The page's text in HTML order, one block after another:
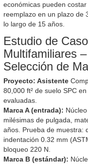
económicas pueden
reemplazo en un plazo de
lo largo de 15 años.
Estudio de
Multifamiliares
Selección de
Proyecto: Asistente
80,000 ft² de suelo SPC
evaluadas.
Marca A (entrada):
milésimas de pulgada,
años. Prueba de muestra:
indentación 0.32 mm
bloqueo 220 N.
Marca B (estándar):